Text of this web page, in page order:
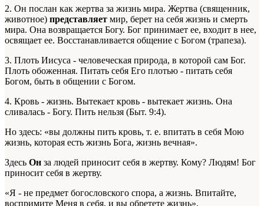
2. Он послан как жертва за жизнь мира. Жертва (священник,
животное) представляет мир, берет на себя жизнь и смерть
мира. Она возвращается Богу. Бог принимает ее, входит в нее,
освящает ее. Восстанавливается общение с Богом (трапеза).
3. Плоть Иисуса - человеческая природа, в которой сам Бог.
Плоть обоженная. Питать себя Его плотью - питать себя
Богом, быть в общении с Богом.
4. Кровь - жизнь. Вытекает кровь - вытекает жизнь. Она
сливалась - Богу. Пить нельзя (Быт. 9:4).
Но здесь: «вы должны пить кровь, т. е. впитать в себя Мою
жизнь, которая есть жизнь Бога, жизнь вечная».
Здесь Он за людей приносит себя в жертву. Кому? Людям! Бог
приносит себя в жертву.
«Я - не предмет богословского спора, а жизнь. Впитайте,
воспримите Меня в себя, и вы обретете жизнь».